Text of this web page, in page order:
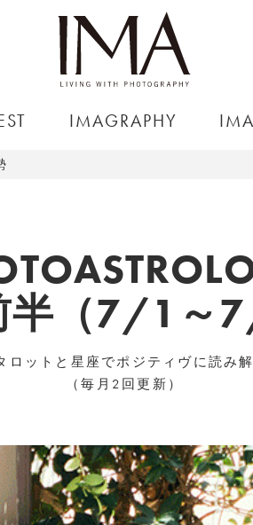
IMAGRAPHY
半（7/1～
ロットと星座でポジティヴに読み
（毎月2回更新）